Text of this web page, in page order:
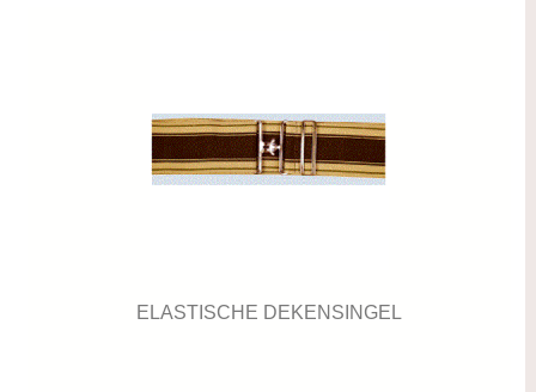
ELASTISCHE DEKENSINGEL